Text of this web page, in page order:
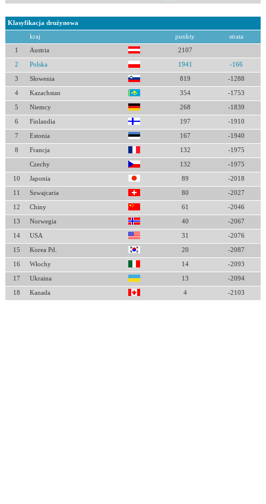
Klasyfikacja drużynowa
kraj punkty strata
1 Austria 2107
2 Polska 1941 -166
3 Słowenia 819 -1288
4 Kazachstan 354 -1753
5 Niemcy 268 -1839
6 Finlandia 197 -1910
7 Estonia 167 -1940
8 Francja 132 -1975
Czechy 132 -1975
10 Japonia 89 -2018
11 Szwajcaria 80 -2027
12 Chiny 61 -2046
13 Norwegia 40 -2067
14 USA 31 -2076
15 Korea Pd. 20 -2087
16 Włochy 14 -2093
17 Ukraina 13 -2094
18 Kanada 4 -2103